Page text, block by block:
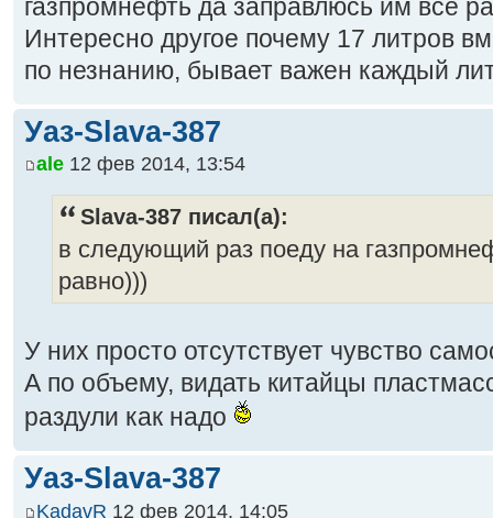
газпромнефть да заправлюсь им все
Интересно другое почему 17 литров
по незнанию, бывает важен каждый
Уаз-Slava-387
ale 12 фев 2014, 13:54
Slava-387 писал(а):
в следующий раз поеду на
равно)))
У них просто отсутствует чувство
А по объему, видать китайцы
раздули как надо
Уаз-Slava-387
KadavR 12 фев 2014, 14:05